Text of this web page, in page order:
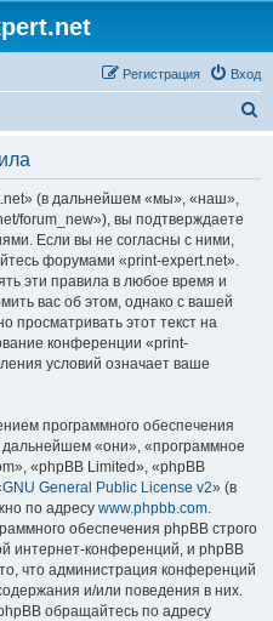
Вход
Регистрация
(в дальнейшем «мы», «наш»,
forum_new»), вы подтверждаете
Если вы не согласны с ними,
форумами «print-expert.net».
эти правила в любое время и
вас об этом, однако с вашей
просматривать этот текст на
конференции «print-
условий означает ваше
программного обеспечения
«они», «программное
«phpBB Limited», «phpBB
GNU General Public License v2» (в
по адресу www.phpbb.com.
обеспечения phpBB строго
интернет-конференций, и phpBB
что администрация конференций
и/или поведения в них.
обращайтесь по адресу